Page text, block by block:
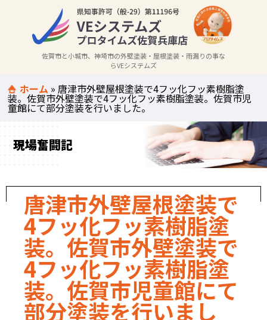
佐賀市と小城市、神埼市の外壁塗装・屋根塗装・雨漏りの事な
らVEシステムズ
ホーム »唐津市外壁屋根塗装で4フッ化フッ素樹脂塗
装。佐賀市外壁塗装で4フッ化フッ素樹脂塗装。佐賀市児
童館にて部分塗装を行いました。
現場奮闘記
唐津市外壁屋根塗装で
4フッ化フッ素樹脂塗
装。佐賀市外壁塗装で
4フッ化フッ素樹脂塗
装。佐賀市児童館にて
部分塗装を行いまし